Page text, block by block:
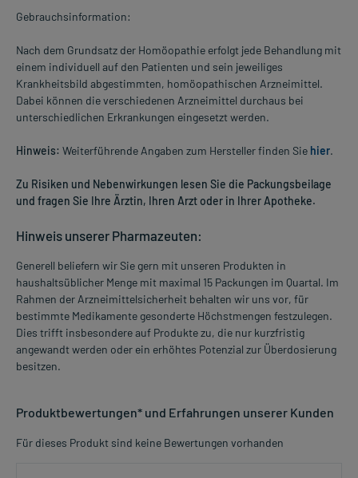
Gebrauchsinformation:
Nach dem Grundsatz der Homöopathie erfolgt jede Behandlung mit
einem individuell auf den Patienten und sein jeweiliges
Krankheitsbild abgestimmten, homöopathischen Arzneimittel.
Dabei können die verschiedenen Arzneimittel durchaus bei
unterschiedlichen Erkrankungen eingesetzt werden.
Hinweis: Weiterführende Angaben zum Hersteller finden Sie hier.
Zu Risiken und Nebenwirkungen lesen Sie die Packungsbeilage
und fragen Sie Ihre Ärztin, Ihren Arzt oder in Ihrer Apotheke.
Hinweis unserer Pharmazeuten:
Generell beliefern wir Sie gern mit unseren Produkten in
haushaltsüblicher Menge mit maximal 15 Packungen im Quartal. Im
Rahmen der Arzneimittelsicherheit behalten wir uns vor, für
bestimmte Medikamente gesonderte Höchstmengen festzulegen.
Dies trifft insbesondere auf Produkte zu, die nur kurzfristig
angewandt werden oder ein erhöhtes Potenzial zur Überdosierung
besitzen.
Produktbewertungen* und Erfahrungen unserer Kunden
Für dieses Produkt sind keine Bewertungen vorhanden